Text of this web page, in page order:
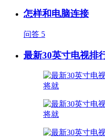
怎样和电脑连接
问答 5
最新30英寸电视排